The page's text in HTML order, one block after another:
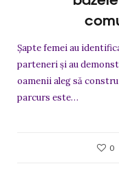
Șapte femei au
parteneri și au
oamenii aleg să
parcurs este…
0